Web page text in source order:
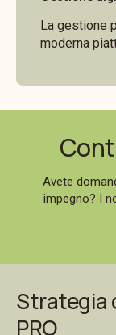
La gestione
moderna
Avete
impegno? I
Strategia
PRO